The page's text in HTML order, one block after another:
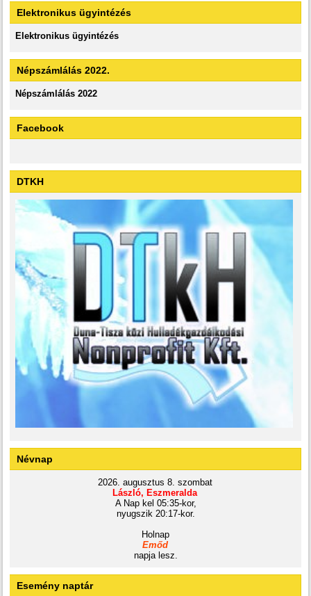
Elektronikus ügyintézés
Elektronikus ügyintézés
Népszámlálás 2022.
Népszámlálás 2022
Facebook
DTKH
Névnap
2026. augusztus 8. szombat
László, Eszmeralda
A Nap kel 05:35-kor,
nyugszik 20:17-kor.
Holnap
Emőd
napja lesz.
Esemény naptár